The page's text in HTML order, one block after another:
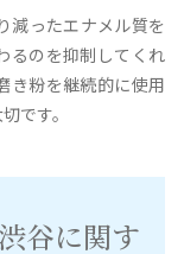
減ったエナメル質を
るのを抑制してくれ
き粉を継続的に使用
です。
谷に関す